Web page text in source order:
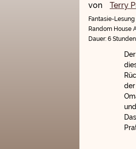
von Terry
Fantasie-Lesung
Random House
Dauer: 6